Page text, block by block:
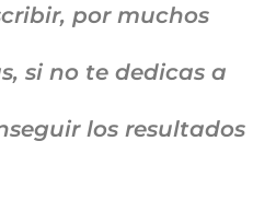
por muchos
si no te dedicas a
los resultados